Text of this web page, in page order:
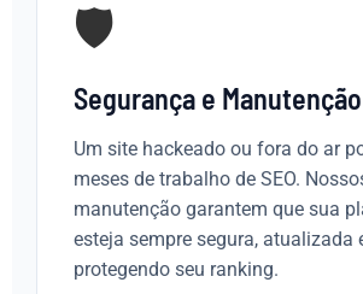
🛡️
Segurança e Manutenção
Um site hackeado ou fora do ar
meses de trabalho de SEO.
manutenção garantem que sua
esteja sempre segura, atualizada
protegendo seu ranking.